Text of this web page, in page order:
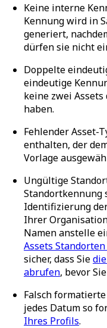
Keine interne
Kennung wird in
generiert,
dürfen sie nicht
Doppelte
eindeutige
keine zwei
haben.
Fehlender Asset-
enthalten, der
Vorlage
Ungültige
Standortkennung
Identifizierung
Ihrer
Namen anstelle
Assets
sicher, dass Sie
abrufen, bevor
Falschformatierte
jedes Datum so
Ihres Profils.